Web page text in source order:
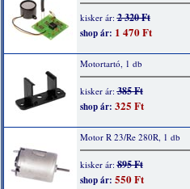
kisker ár:2 320 Ft
shop ár: 1 470 Ft
Motortartó, 1 db
kisker ár:385 Ft
shop ár: 325 Ft
Motor R 23/Re 280R, 1 db
kisker ár:895 Ft
shop ár: 550 Ft